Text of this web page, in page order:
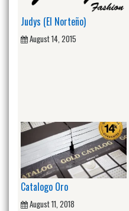
Judys (El Norteño)
August 14, 2015
Catalogo Oro
August 11, 2018